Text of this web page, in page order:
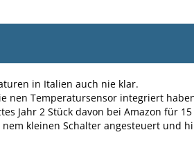
in Italien auch nie klar.
nen Temperatursensor integriert
Jahr 2 Stück davon bei Amazon für
kleinen Schalter angesteuert und